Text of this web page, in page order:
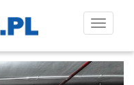
Toggle